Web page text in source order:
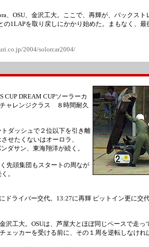
OSU、金沢工大。ここで、再輝が、バックス
1LAPを取り戻しにかかり始めた。まもなく、最
2004/solorcar2004/
CUP DREAM CUPソーラーカ
ャレンジクラス ８時間耐久
ダッシュで２位以下を引き離
せたくないはオーロラ、
ダサン、東海翔洋が続く。
先頭集団もスタートの周なが
。
ライバー交代。13:27に再輝 ピットイン更に交
沢工大。OSUは、芦屋大とほぼ同じペースで走っ
ェッカーを受ける前に、その１周を逆転しなけ